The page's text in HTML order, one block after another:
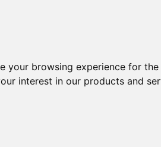
your browsing experience for
interest in our products and